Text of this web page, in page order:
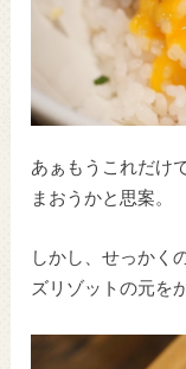
あぁもうこれだけ
まおうかと思案。
しかし、せっかく
ズリゾットの元を